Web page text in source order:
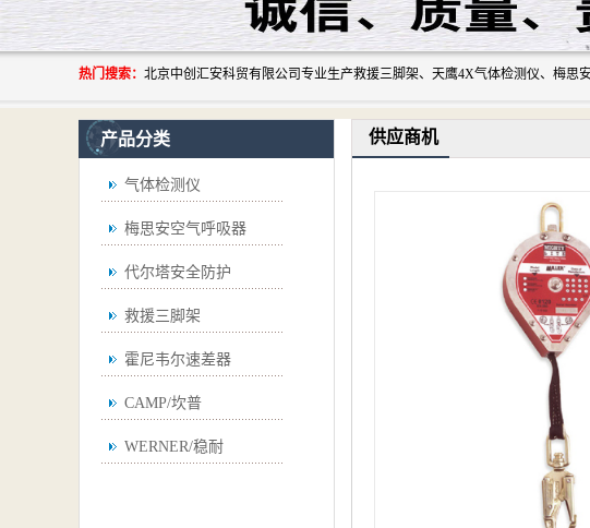
热门搜索：
产品分类
气体检测仪
梅思安空气呼吸器
代尔塔安全防护
救援三脚架
霍尼韦尔速差器
CAMP/坎普
WERNER/稳耐
供应商机